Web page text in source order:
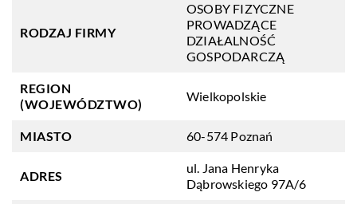
RODZAJ FIRMY
OSOBY FIZYCZNE
PROWADZĄCE
DZIAŁALNOŚĆ
GOSPODARCZĄ
REGION
(WOJEWÓDZTWO)
Wielkopolskie
MIASTO 60-574 Poznań
ADRES
ul. Jana Henryka
Dąbrowskiego 97A/6